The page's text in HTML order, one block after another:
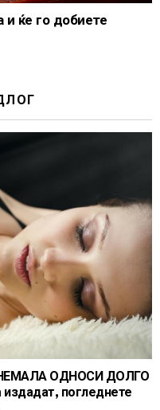
и ќе го добиете
ОДНОСИ ДОЛГО
погледнете